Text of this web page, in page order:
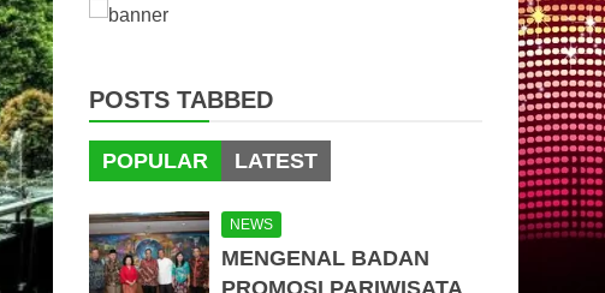
POSTS TABBED
POPULAR LATEST
NEWS
MENGENAL BADAN
PROMOSI PARIWISATA